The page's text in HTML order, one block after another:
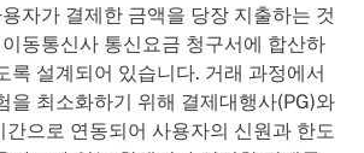
자가 결제한 금액을 당장 지출하는 것
동통신사 통신요금 청구서에 합산하
록 설계되어 있습니다. 거래 과정에서
을 최소화하기 위해 결제대행사(PG)와
으로 연동되어 사용자의 신원과 한도